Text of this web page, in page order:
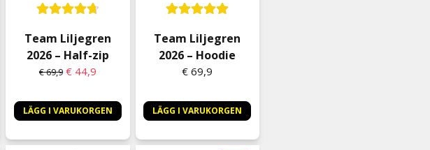
Team Liljegren
2026 – Half-zip
€ 69,9 € 44,9
LÄGG I VARUKORGEN
Team Liljegren
2026 – Hoodie
€ 69,9
LÄGG I VARUKORGEN